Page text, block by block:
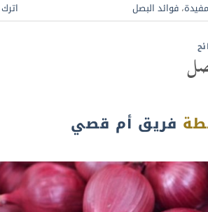
، فوائد البصل
فريق أم قصي